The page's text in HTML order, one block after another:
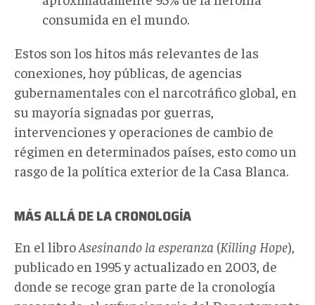
consumida en el mundo.
Estos son los hitos más relevantes de las
conexiones, hoy públicas, de agencias
gubernamentales con el narcotráfico global, en
su mayoría signadas por guerras,
intervenciones y operaciones de cambio de
régimen en determinados países, esto como un
rasgo de la política exterior de la Casa Blanca.
MÁS ALLÁ DE LA CRONOLOGÍA
En el libro Asesinando la esperanza (Killing Hope),
publicado en 1995 y actualizado en 2003, de
donde se recoge gran parte de la cronología